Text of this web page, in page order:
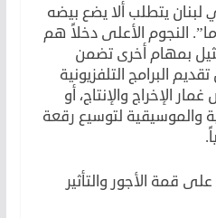
لبنان يتطلب ألا يضع بيضه
النجوم الأعلى دخلاً هم
بمهام أخرى تضمن
البرامج التلفزيونية
الإخراج والإنتاج، أو
والموسيقية لتوسيع رقعة
قمة الأجور والتأثير